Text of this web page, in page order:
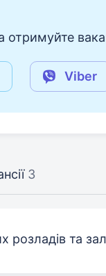
отримуйте
Viber
3
розладів та